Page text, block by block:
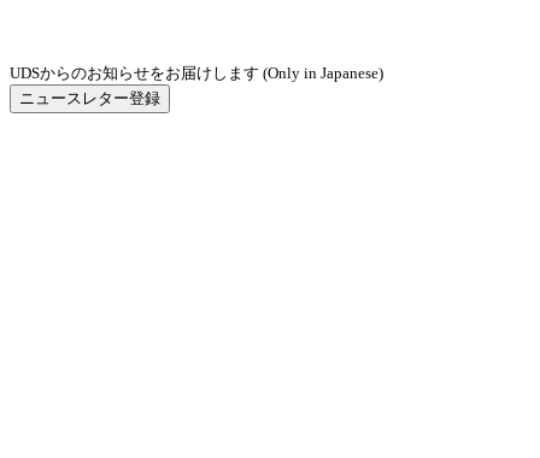
UDSからのお知らせをお届けします (Only in Japanese)
ニュースレター登録